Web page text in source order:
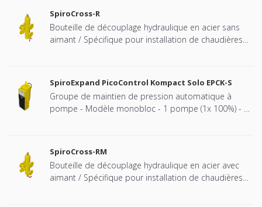
SpiroCross-R
Bouteille de découplage hydraulique en acier sans
aimant / Spécifique pour installation de chaudières
SpiroExpand PicoControl Kompact Solo EPCK-S
Groupe de maintien de pression automatique à
pompe - Modèle monobloc - 1 pompe (1x 100%) - 1
SpiroCross-RM
Bouteille de découplage hydraulique en acier avec
aimant / Spécifique pour installation de chaudières